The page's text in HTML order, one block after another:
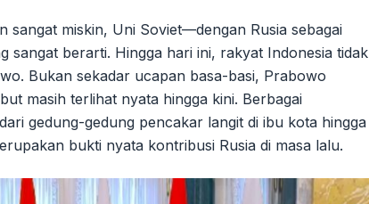
sangat miskin, Uni Soviet—dengan Rusia sebagai
berarti. Hingga hari ini, rakyat Indonesia tidak
Bukan sekadar ucapan basa-basi, Prabowo
masih terlihat nyata hingga kini. Berbagai
gedung-gedung pencakar langit di ibu kota hingga
bukti nyata kontribusi Rusia di masa lalu.